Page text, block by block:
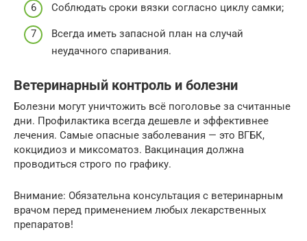
Соблюдать сроки вязки согласно циклу самки;
Всегда иметь запасной план на случай
неудачного спаривания.
Ветеринарный контроль и болезни
Болезни могут уничтожить всё поголовье за считанные
дни. Профилактика всегда дешевле и эффективнее
лечения. Самые опасные заболевания — это ВГБК,
кокцидиоз и миксоматоз. Вакцинация должна
проводиться строго по графику.
Внимание: Обязательна консультация с ветеринарным
врачом перед применением любых лекарственных
препаратов!